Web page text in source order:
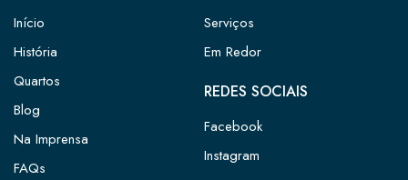
Início
História
Quartos
Blog
Na Imprensa
FAQs
Serviços
Em Redor
REDES SOCIAIS
Facebook
Instagram